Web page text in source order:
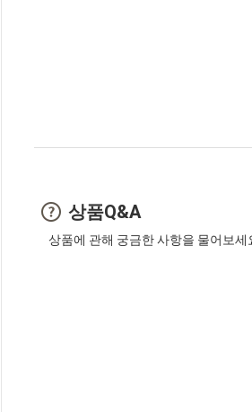
상품Q&A
상품에 관해 궁금한 사항을 물어보세